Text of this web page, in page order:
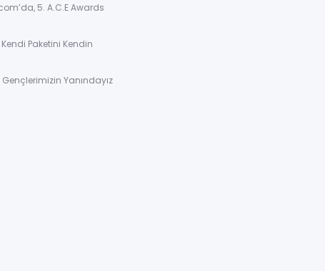
5. A.C.E Awards
Kendi Paketini Kendin
Yanındayız